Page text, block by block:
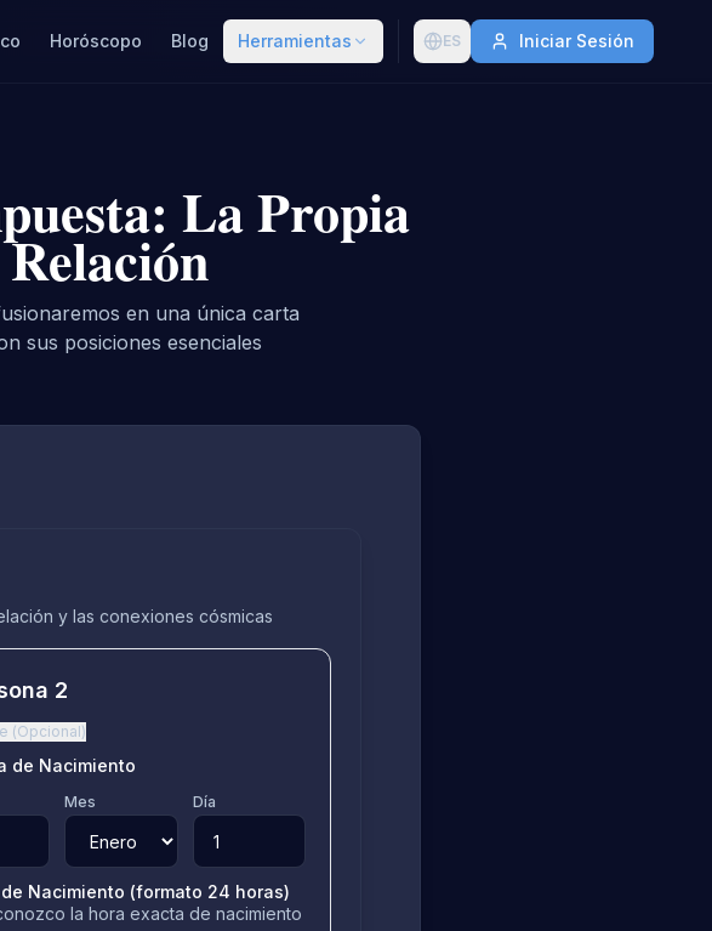
Horóscopo Blog Herramientas ES Iniciar Sesión
La Propia
en una única carta
sus posiciones esenciales
y las conexiones cósmicas
2
(Opcional)
de Nacimiento
Mes Día
de Nacimiento (formato 24 horas)
la hora exacta de nacimiento